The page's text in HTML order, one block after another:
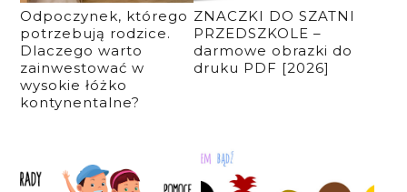
Odpoczynek, którego
potrzebują rodzice.
Dlaczego warto
zainwestować w
wysokie łóżko
kontynentalne?
ZNACZKI DO SZATNI
PRZEDSZKOLE –
darmowe obrazki do
druku PDF [2026]